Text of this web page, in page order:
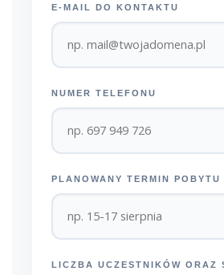
E-MAIL DO KONTAKTU
NUMER TELEFONU
PLANOWANY TERMIN POBYTU
LICZBA UCZESTNIKÓW ORAZ